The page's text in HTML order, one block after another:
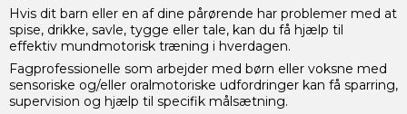
Hvis dit barn eller en af dine pårørende har problemer med at
spise, drikke, savle, tygge eller tale, kan du få hjælp til
effektiv mundmotorisk træning i hverdagen.
Fagprofessionelle som arbejder med børn eller voksne med
sensoriske og/eller oralmotoriske udfordringer kan få sparring,
supervision og hjælp til specifik målsætning.